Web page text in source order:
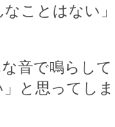
ことはない」
音で鳴らして
と思ってしま